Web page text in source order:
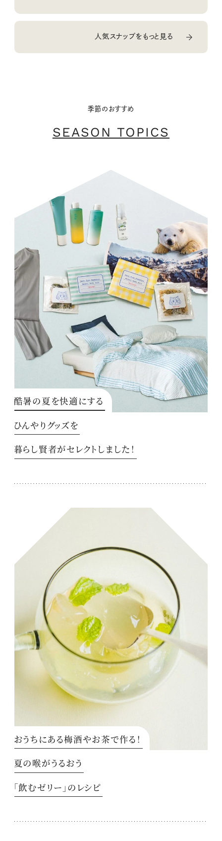
人気スナップをもっと見る
季節のおすすめ
SEASON TOPICS
酷暑の夏を快適にする
ひんやりグッズを
暮らし賢者がセレクトしました！
おうちにある梅酒やお茶で作る！
夏の喉がうるおう
「飲むゼリー」のレシピ